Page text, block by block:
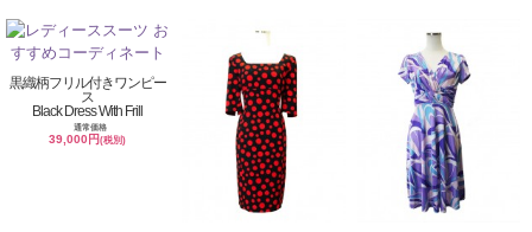
黒織柄フリル付きワンピー
ス
Black Dress With Frill
通常価格
39,000円(税別)